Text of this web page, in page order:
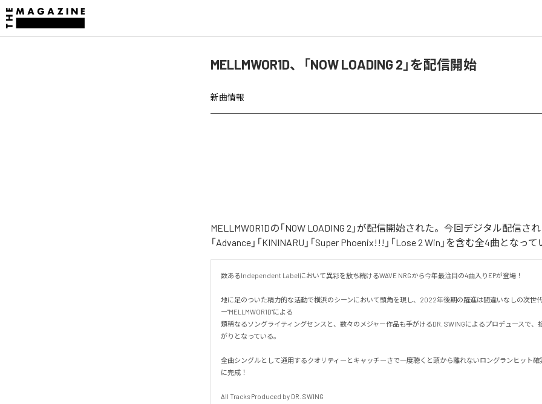
MELLMWOR1D、「NOW LOADING 2」を配信開始
新曲情報
MELLMWOR1Dの「NOW LOADING 2」が配信開始された。今回デジタル配信さ
「Advance」「KININARU」「Super Phoenix!!!」「Lose 2 Win」を含む全4曲となって
数あるIndependent Labelにおいて異彩を放ち続けるWAVE NRGから今年最注目の4曲入りEPが登場！
地に足のついた精力的な活動で横浜のシーンにおいて頭角を現し、2022年後期の躍進は間違いなしの次世
ー"MELLMWOR1D"による
類稀なるソングライティングセンスと、数々のメジャー作品も手がけるDR. SWINGによるプロデュースで、
がりとなっている。
全曲シングルとして通用するクオリティーとキャッチーさで一度聴くと頭から離れないロングランヒット確
に完成！
All Tracks Produced by DR. SWING